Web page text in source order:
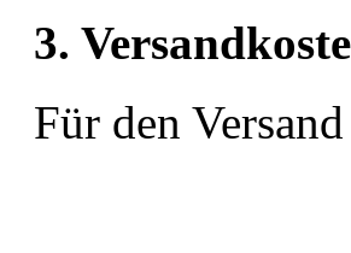
3.
Für den